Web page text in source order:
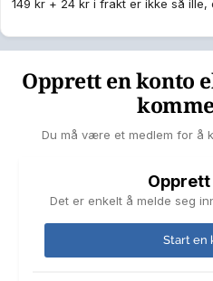
149 kr + 24 kr i frakt er ikke så ille,
Opprett en konto
Du må være et medlem for å
Det er enkelt å melde seg
Start en